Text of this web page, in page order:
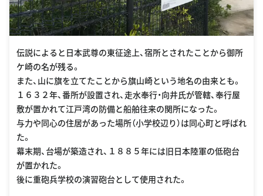
伝説によると日本武尊の東征途上、宿所とされたことから御所
ケ崎の名が残る。
また、山に旗を立てたことから旗山崎という地名の由来とも。
１６３２年、番所が設置され、走水奉行・向井氏が管轄、奉行屋
敷が置かれて江戸湾の防備と船舶往来の関所になった。
与力や同心の住居があった場所（小学校辺り）は同心町と呼ばれ
た。
幕末期、台場が築造され、１８８５年には旧日本陸軍の低砲台
が置かれた。
後に重砲兵学校の演習砲台として使用された。